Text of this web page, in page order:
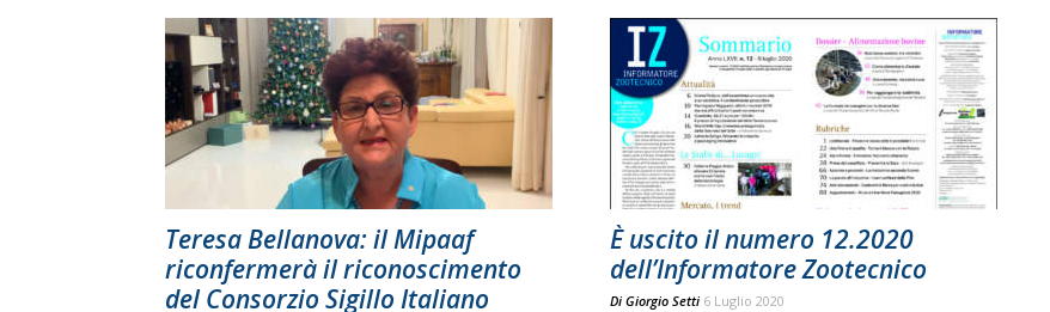
Teresa Bellanova: il Mipaaf
riconfermerà il riconoscimento
del Consorzio Sigillo Italiano
È uscito il numero 12.2020
dell’Informatore Zootecnico
Di Giorgio Setti 6 Luglio 2020